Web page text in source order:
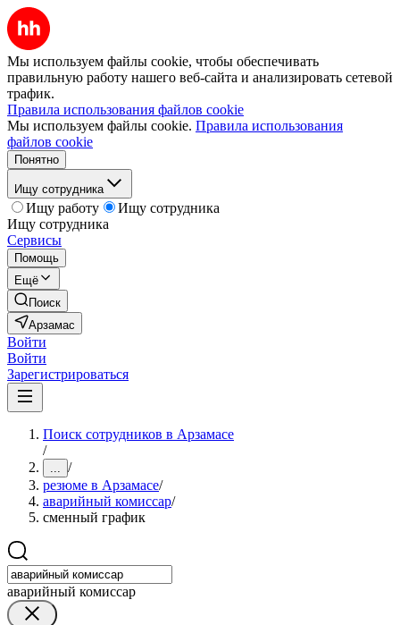
Мы используем файлы cookie, чтобы обеспечивать
правильную работу нашего веб-сайта и анализировать сетевой
трафик.
Правила использования файлов cookie
Мы используем файлы cookie. Правила использования
файлов cookie
Понятно
Ищу сотрудника
Ищу работу
Ищу сотрудника
Ищу сотрудника
Сервисы
Помощь
Ещё
Поиск
Арзамас
Войти
Войти
Зарегистрироваться
Поиск сотрудников в Арзамасе
/
... /
резюме в Арзамасе/
аварийный комиссар/
сменный график
аварийный комиссар